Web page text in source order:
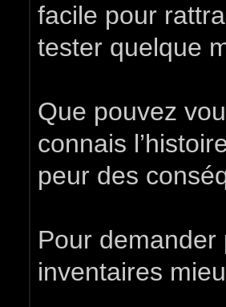
facile pour
tester quelque
Que pouvez
connais
peur des
Pour
inventaires